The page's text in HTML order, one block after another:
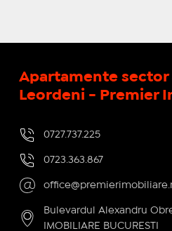
Apartamente sector
Leordeni - Premier
0727.737.225
0723.363.867
Bulevardul Alexandru
IMOBILIARE BUCURESTI